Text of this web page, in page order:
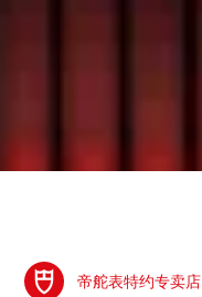
帝舵表特约专卖店